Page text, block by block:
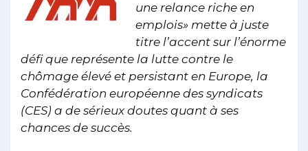
une relance riche en
emplois» mette à juste
titre l’accent sur l’énorme
défi que représente la lutte contre le
chômage élevé et persistant en Europe, la
Confédération européenne des syndicats
(CES) a de sérieux doutes quant à ses
chances de succès.